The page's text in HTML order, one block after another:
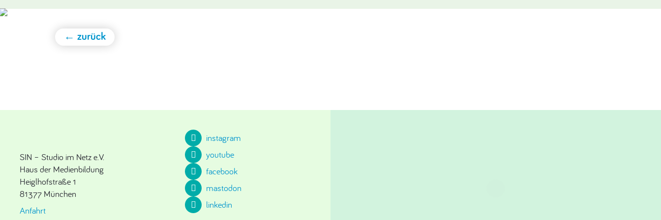
← zurück
SIN – Studio im Netz e.V.
Haus der Medienbildung
Heiglhofstraße 1
81377 München
Anfahrt
instagram
youtube
facebook
mastodon
linkedin